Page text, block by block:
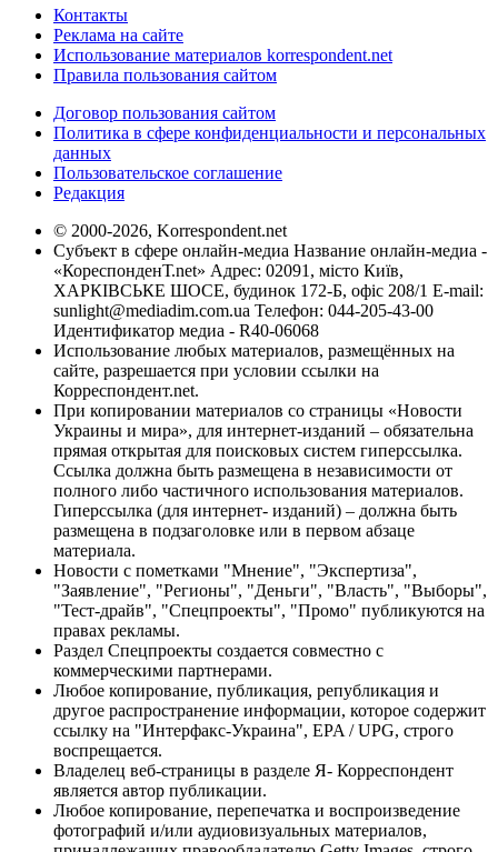
Контакты
Реклама на сайте
Использование материалов korrespondent.net
Правила пользования сайтом
Договор пользования сайтом
Политика в сфере конфиденциальности и персональных
данных
Пользовательское соглашение
Редакция
© 2000-2026, Korrespondent.net
Субъект в сфере онлайн-медиа Название онлайн-медиа -
«КореспонденТ.net» Адрес: 02091, місто Київ,
ХАРКІВСЬКЕ ШОСЕ, будинок 172-Б, офіс 208/1 E-mail:
sunlight@mediadim.com.ua Телефон: 044-205-43-00
Идентификатор медиа - R40-06068
Использование любых материалов, размещённых на
сайте, разрешается при условии ссылки на
Корреспондент.net.
При копировании материалов со страницы «Новости
Украины и мира», для интернет-изданий – обязательна
прямая открытая для поисковых систем гиперссылка.
Ссылка должна быть размещена в независимости от
полного либо частичного использования материалов.
Гиперссылка (для интернет- изданий) – должна быть
размещена в подзаголовке или в первом абзаце
материала.
Новости с пометками "Мнение", "Экспертиза",
"Заявление", "Регионы", "Деньги", "Власть", "Выборы",
"Тест-драйв", "Спецпроекты", "Промо" публикуются на
правах рекламы.
Раздел Спецпроекты создается совместно с
коммерческими партнерами.
Любое копирование, публикация, републикация и
другое распространение информации, которое содержит
ссылку на "Интерфакс-Украина", EPA / UPG, строго
воспрещается.
Владелец веб-страницы в разделе Я- Корреспондент
является автор публикации.
Любое копирование, перепечатка и воспроизведение
фотографий и/или аудиовизуальных материалов,